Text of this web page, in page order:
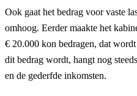
Ook gaat het bedrag voor vaste
omhoog. Eerder maakte het
€ 20.000 kon bedragen, dat
dit bedrag wordt, hangt nog
en de gederfde inkomsten.